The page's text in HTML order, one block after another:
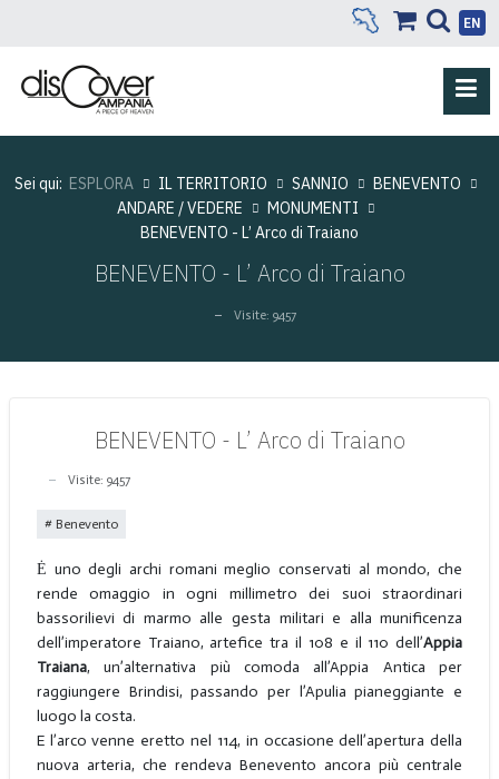
EN
Sei qui: ESPLORA IL TERRITORIO SANNIO
BENEVENTO
ANDARE / VEDERE
MONUMENTI
BENEVENTO - L’ Arco di Traiano
BENEVENTO - L’ Arco di Traiano
Visite: 9457
BENEVENTO - L’ Arco di Traiano
Visite: 9457
Benevento
Ė uno degli archi romani meglio conservati al mondo, che
rende omaggio in ogni millimetro dei suoi straordinari
bassorilievi di marmo alle gesta militari e alla munificenza
dell’imperatore Traiano, artefice tra il 108 e il 110 dell’Appia
Traiana, un’alternativa più comoda all’Appia Antica per
raggiungere Brindisi, passando per l’Apulia pianeggiante e
luogo la costa.
E l’arco venne eretto nel 114, in occasione dell’apertura della
nuova arteria, che rendeva Benevento ancora più centrale